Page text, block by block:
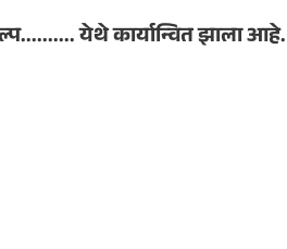
येथे कार्यान्वित झाला आहे.